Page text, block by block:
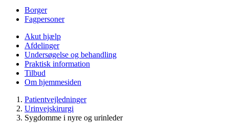
Borger
Fagpersoner
Akut hjælp
Afdelinger
Undersøgelse og behandling
Praktisk information
Tilbud
Om hjemmesiden
Patientvejledninger
Urinvejskirurgi
Sygdomme i nyre og urinleder